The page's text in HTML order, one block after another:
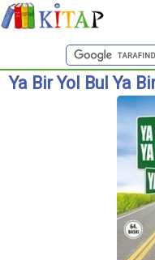
Ya Bir Yol Bul Ya